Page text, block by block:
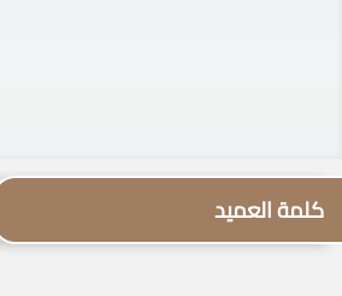
كلمة العميد